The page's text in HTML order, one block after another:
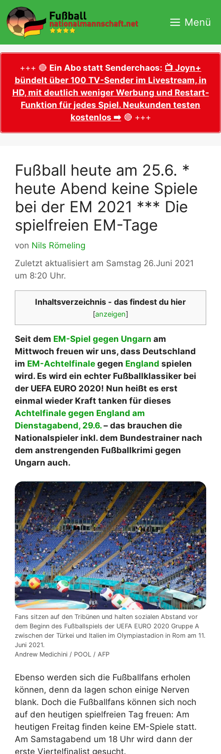
Zum
Inhalt
springen
Menü
+++ 🔴 Ein Abo statt Senderchaos: 📺 Joyn+
bündelt über 100 TV-Sender im Livestream, in
HD, mit deutlich weniger Werbung und Restart-
Funktion für jedes Spiel. Neukunden testen
kostenlos ➡️🔴 +++
Fußball heute am 25.6. *
heute Abend keine Spiele
bei der EM 2021 *** Die
spielfreien EM-Tage
von Nils Römeling
Zuletzt aktualisiert am Samstag 26.Juni 2021
um 8:20 Uhr.
Inhaltsverzeichnis - das findest du hier
[anzeigen]
Seit dem EM-Spiel gegen Ungarn am
Mittwoch freuen wir uns, dass Deutschland
im EM-Achtelfinale gegen England spielen
wird. Es wird ein echter Fußballklassiker bei
der UEFA EURO 2020! Nun heißt es erst
einmal wieder Kraft tanken für dieses
Achtelfinale gegen England am
Dienstagabend, 29.6. – das brauchen die
Nationalspieler inkl. dem Bundestrainer nach
dem anstrengenden Fußballkrimi gegen
Ungarn auch.
Fans sitzen auf den Tribünen und halten sozialen Abstand vor
dem Beginn des Fußballspiels der UEFA EURO 2020 Gruppe A
zwischen der Türkei und Italien im Olympiastadion in Rom am 11.
Juni 2021.
Andrew Medichini / POOL / AFP
Ebenso werden sich die Fußballfans erholen
können, denn da lagen schon einige Nerven
blank. Doch die Fußballfans können sich noch
auf den heutigen spielfreien Tag freuen: Am
heutigen Freitag finden keine EM-Spiele statt.
Am Samstagabend um 18 Uhr wird dann der
erste Viertelfinalist gesucht.